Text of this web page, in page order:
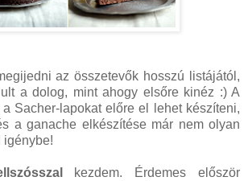
az összetevők hosszú listájától,
a dolog, mint ahogy elsőre kinéz :) A
Sacher-lapokat előre el lehet készíteni,
a ganache elkészítése már nem olyan
igénybe!
kezdem. Érdemes először